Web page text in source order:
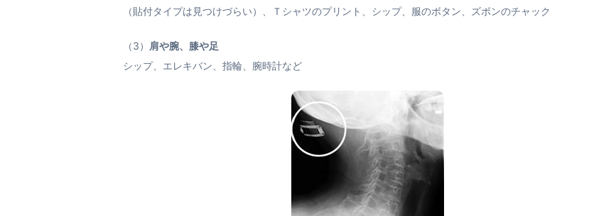
（貼付タイプは見つけづらい）、Ｔシャツのプリント、シップ、服のボタン、ズボンのチャック
（3）
肩や腕、膝や足
シップ、エレキバン、指輪、腕時計など